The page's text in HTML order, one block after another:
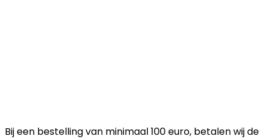
Bij een bestelling van minimaal 100 euro, betalen wij de